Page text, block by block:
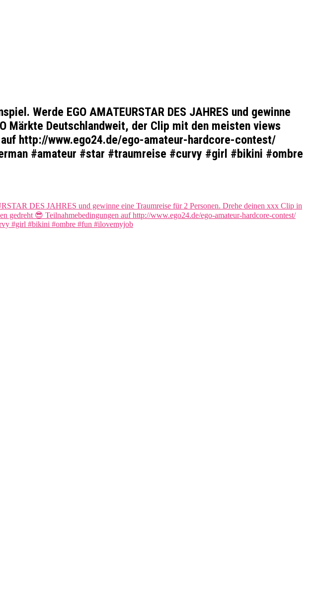
Werde EGO AMATEURSTAR DES JAHRES und gewinne
Märkte Deutschlandweit, der Clip mit den meisten views
auf http://www.ego24.de/ego-amateur-hardcore-contest/
#amateur #star #traumreise #curvy #girl #bikini #ombre